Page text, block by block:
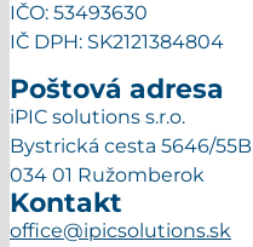
IČO: 53493630
IČ DPH: SK2121384804
Poštová adresa
iPIC solutions s.r.o.
Bystrická cesta 5646/55B
034 01 Ružomberok
Kontakt
office@ipicsolutions.sk